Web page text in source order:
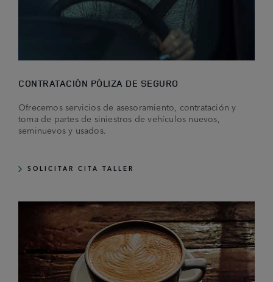
CONTRATACIÓN PÓLIZA DE SEGURO
Ofrecemos servicios de asesoramiento, contratación y
toma de partes de siniestros de vehículos nuevos,
seminuevos y usados.
SOLICITAR CITA TALLER